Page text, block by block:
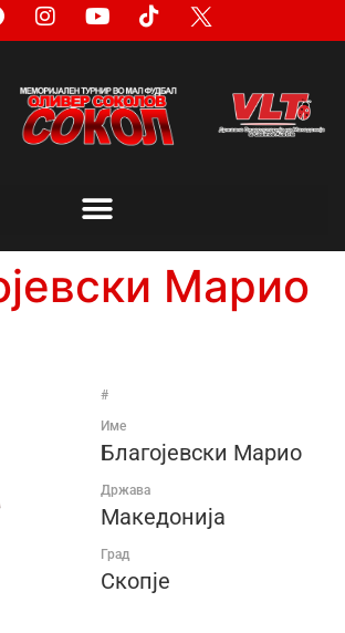
Марио
#
Име
Благојевски Марио
Држава
Македонија
Град
Скопје